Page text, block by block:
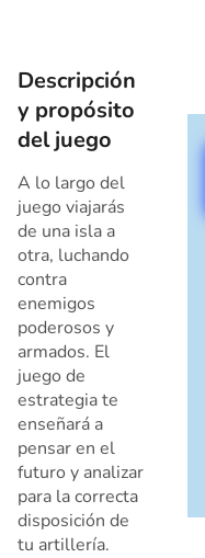
Descripción
y propósito
del juego
A lo largo del
juego viajarás
de una isla a
otra, luchando
contra
enemigos
poderosos y
armados. El
juego de
estrategia te
enseñará a
pensar en el
futuro y analizar
para la correcta
disposición de
tu artillería.